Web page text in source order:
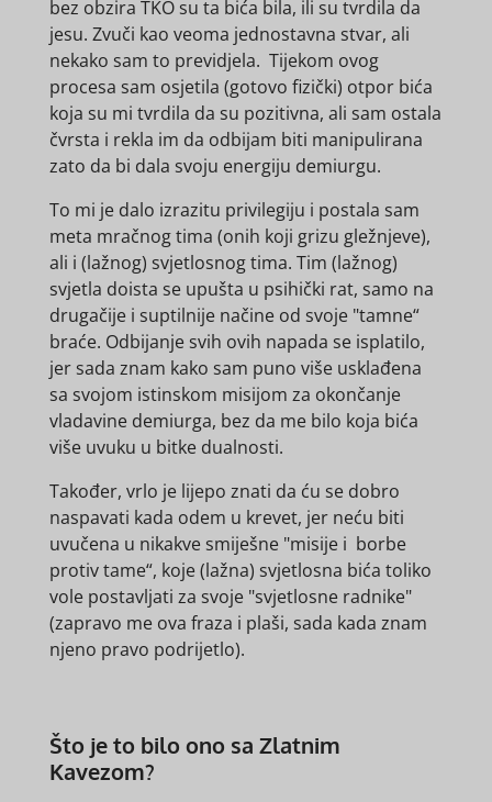
bez obzira TKO su ta bića bila, ili su tvrdila da
jesu. Zvuči kao veoma jednostavna stvar, ali
nekako sam to previdjela. Tijekom ovog
procesa sam osjetila (gotovo fizički) otpor bića
koja su mi tvrdila da su pozitivna, ali sam ostala
čvrsta i rekla im da odbijam biti manipulirana
zato da bi dala svoju energiju demiurgu.
To mi je dalo izrazitu privilegiju i postala sam
meta mračnog tima (onih koji grizu gležnjeve),
ali i (lažnog) svjetlosnog tima. Tim (lažnog)
svjetla doista se upušta u psihički rat, samo na
drugačije i suptilnije načine od svoje "tamne“
braće. Odbijanje svih ovih napada se isplatilo,
jer sada znam kako sam puno više usklađena
sa svojom istinskom misijom za okončanje
vladavine demiurga, bez da me bilo koja bića
više uvuku u bitke dualnosti.
Također, vrlo je lijepo znati da ću se dobro
naspavati kada odem u krevet, jer neću biti
uvučena u nikakve smiješne "misije i borbe
protiv tame“, koje (lažna) svjetlosna bića toliko
vole postavljati za svoje "svjetlosne radnike"
(zapravo me ova fraza i plaši, sada kada znam
njeno pravo podrijetlo).
Što je to bilo ono sa Zlatnim
Kavezom?